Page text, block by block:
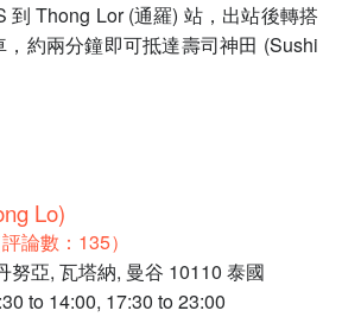
到 Thong Lor (通羅) 站，出站後轉搭
約兩分鐘即可抵達壽司神田 (Sushi
Lo)
論數：135）
努亞, 瓦塔納, 曼谷 10110 泰國
to 14:00, 17:30 to 23:00